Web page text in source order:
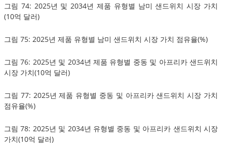
그림 74: 2025년 및 2034년 제품 유형별 남미 샌드위치 시장 가치
(10억 달러)
그림 75: 2025년 제품 유형별 남미 샌드위치 시장 가치 점유율(%)
그림 76: 2025년 및 2034년 제품 유형별 중동 및 아프리카 샌드위치
시장 가치(10억 달러)
그림 77: 2025년 제품 유형별 중동 및 아프리카 샌드위치 시장 가치
점유율(%)
그림 78: 2025년 및 2034년 유형별 중동 및 아프리카 샌드위치 시장
가치(10억 달러)